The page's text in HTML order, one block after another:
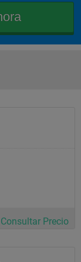
Consultar Precio